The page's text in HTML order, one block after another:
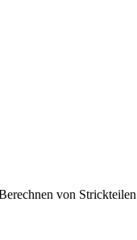
von Strickteilen